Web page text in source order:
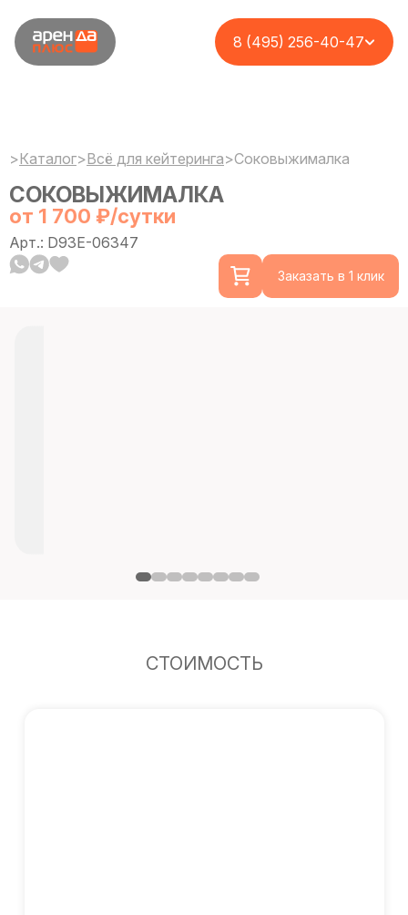
8 (495) 256-40-47
>Каталог>Всё для кейтеринга>Соковыжималка
СОКОВЫЖИМАЛКА
от 1 700 ₽/сутки
Арт.: D93E-06347
Заказать в 1 клик
СТОИМОСТЬ